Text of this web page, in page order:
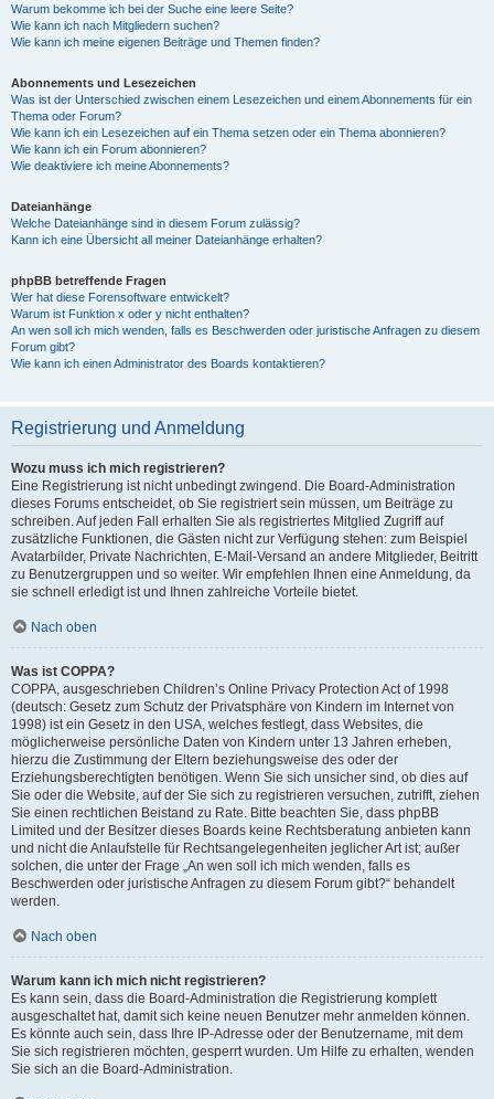
Warum bekomme ich bei der Suche eine leere Seite?
Wie kann ich nach Mitgliedern suchen?
Wie kann ich meine eigenen Beiträge und Themen finden?
Abonnements und Lesezeichen
Was ist der Unterschied zwischen einem Lesezeichen und einem Abonnements für ein
Thema oder Forum?
Wie kann ich ein Lesezeichen auf ein Thema setzen oder ein Thema abonnieren?
Wie kann ich ein Forum abonnieren?
Wie deaktiviere ich meine Abonnements?
Dateianhänge
Welche Dateianhänge sind in diesem Forum zulässig?
Kann ich eine Übersicht all meiner Dateianhänge erhalten?
phpBB betreffende Fragen
Wer hat diese Forensoftware entwickelt?
Warum ist Funktion x oder y nicht enthalten?
An wen soll ich mich wenden, falls es Beschwerden oder juristische Anfragen zu diesem
Forum gibt?
Wie kann ich einen Administrator des Boards kontaktieren?
Registrierung und Anmeldung
Wozu muss ich mich registrieren?
Eine Registrierung ist nicht unbedingt zwingend. Die Board-Administration
dieses Forums entscheidet, ob Sie registriert sein müssen, um Beiträge zu
schreiben. Auf jeden Fall erhalten Sie als registriertes Mitglied Zugriff auf
zusätzliche Funktionen, die Gästen nicht zur Verfügung stehen: zum Beispiel
Avatarbilder, Private Nachrichten, E-Mail-Versand an andere Mitglieder, Beitritt
zu Benutzergruppen und so weiter. Wir empfehlen Ihnen eine Anmeldung, da
sie schnell erledigt ist und Ihnen zahlreiche Vorteile bietet.
Nach oben
Was ist COPPA?
COPPA, ausgeschrieben Children’s Online Privacy Protection Act of 1998
(deutsch: Gesetz zum Schutz der Privatsphäre von Kindern im Internet von
1998) ist ein Gesetz in den USA, welches festlegt, dass Websites, die
möglicherweise persönliche Daten von Kindern unter 13 Jahren erheben,
hierzu die Zustimmung der Eltern beziehungsweise des oder der
Erziehungsberechtigten benötigen. Wenn Sie sich unsicher sind, ob dies auf
Sie oder die Website, auf der Sie sich zu registrieren versuchen, zutrifft, ziehen
Sie einen rechtlichen Beistand zu Rate. Bitte beachten Sie, dass phpBB
Limited und der Besitzer dieses Boards keine Rechtsberatung anbieten kann
und nicht die Anlaufstelle für Rechtsangelegenheiten jeglicher Art ist; außer
solchen, die unter der Frage „An wen soll ich mich wenden, falls es
Beschwerden oder juristische Anfragen zu diesem Forum gibt?“ behandelt
werden.
Nach oben
Warum kann ich mich nicht registrieren?
Es kann sein, dass die Board-Administration die Registrierung komplett
ausgeschaltet hat, damit sich keine neuen Benutzer mehr anmelden können.
Es könnte auch sein, dass Ihre IP-Adresse oder der Benutzername, mit dem
Sie sich registrieren möchten, gesperrt wurden. Um Hilfe zu erhalten, wenden
Sie sich an die Board-Administration.